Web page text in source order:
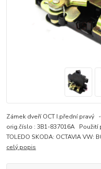
Zámek dveří OCT I.přední pravý
orig.číslo : 3B1-837016A Použití
TOLEDO SKODA: OCTAVIA VW:
celý popis